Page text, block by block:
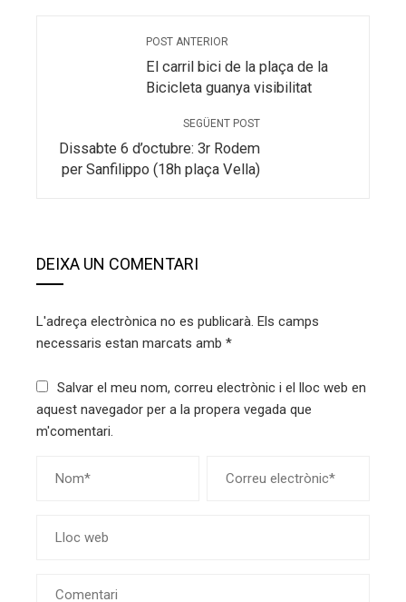
POST ANTERIOR
El carril bici de la plaça de la
Bicicleta guanya visibilitat
SEGÜENT POST
Dissabte 6 d’octubre: 3r Rodem
per Sanfilippo (18h plaça Vella)
DEIXA UN COMENTARI
L'adreça electrònica no es publicarà. Els camps
necessaris estan marcats amb *
Salvar el meu nom, correu electrònic i el lloc web en
aquest navegador per a la propera vegada que
m'comentari.